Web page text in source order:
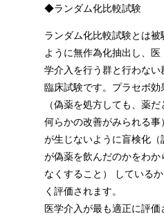
◆ランダム化比較試験
ランダム化比較試験とは
ように無作為化抽出し、医
学介入を行う群と行わない
臨床試験です。プラセボ効
（偽薬を処方しても、薬
何らかの改善がみられる事）
が生じないように盲検化
が偽薬を飲んだのかをわか
なくすること） している
く評価されます。
医学介入が最も適正に評